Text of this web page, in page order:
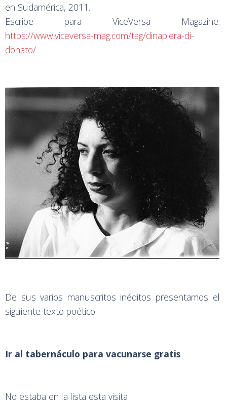
en Sudamérica, 2011.
Escribe para ViceVersa Magazine:
https://www.viceversa-mag.com/tag/dinapiera-di-
donato/
De sus varios manuscritos inéditos presentamos el
siguiente texto poético.
Ir al tabernáculo para vacunarse gratis
No estaba en la lista esta visita